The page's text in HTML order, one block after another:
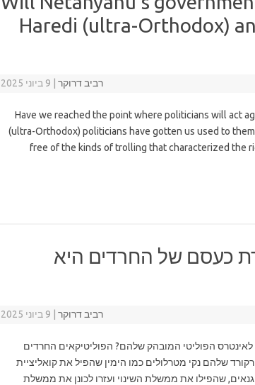
Haredi (ultra-Orthodox)
רביב דרוקר 9 ביוני 2025
Have we reached the point where politicians will act
(ultra-Orthodox) politicians have gotten us used to
free of the kinds of trolling that characterized the
כעסם של החרדים היא
רביב דרוקר 9 ביוני 2025
לאינטרס הפוליטי המובהק שלהם? הפוליטיקאים החרדים
שלהם נקי מטרלולים כמו הימין שהפיל את קואליציית
ומאזן גנאים, שהפילו את ממשלת השינוי ועזרו לכונן את ממשלת